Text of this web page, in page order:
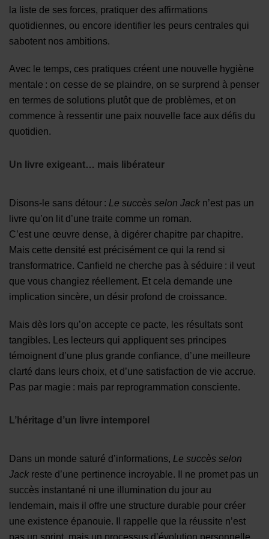
la liste de ses forces, pratiquer des affirmations
quotidiennes, ou encore identifier les peurs centrales qui
sabotent nos ambitions.
Avec le temps, ces pratiques créent une nouvelle hygiène
mentale : on cesse de se plaindre, on se surprend à penser
en termes de solutions plutôt que de problèmes, et on
commence à ressentir une paix nouvelle face aux défis du
quotidien.
Un livre exigeant… mais libérateur
Disons-le sans détour : Le succès selon Jack n’est pas un
livre qu’on lit d’une traite comme un roman.
C’est une œuvre dense, à digérer chapitre par chapitre.
Mais cette densité est précisément ce qui la rend si
transformatrice. Canfield ne cherche pas à séduire : il veut
que vous changiez réellement. Et cela demande une
implication sincère, un désir profond de croissance.
Mais dès lors qu’on accepte ce pacte, les résultats sont
tangibles. Les lecteurs qui appliquent ses principes
témoignent d’une plus grande confiance, d’une meilleure
clarté dans leurs choix, et d’une satisfaction de vie accrue.
Pas par magie : mais par reprogrammation consciente.
L’héritage d’un livre intemporel
Dans un monde saturé d’informations, Le succès selon
Jack reste d’une pertinence incroyable. Il ne promet pas un
succès instantané ni une illumination du jour au
lendemain, mais il offre une structure durable pour créer
une existence épanouie. Il rappelle que la réussite n’est